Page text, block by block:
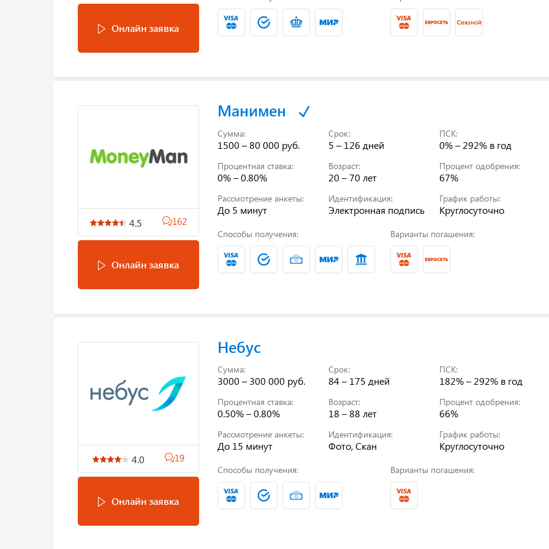
Онлайн заявка
4.5 162
Онлайн заявка
Манимен
Сумма:
1500 – 80 000 руб.
Срок:
5 – 126 дней
ПСК:
0% – 292% в год
Процентная ставка:
0% – 0.80%
Возраст:
20 – 70 лет
Процент одобрения:
67%
Рассмотрение анкеты:
До 5 минут
Идентификация:
Электронная подпись
График работы:
Круглосуточно
Способы получения: Варианты погашения:
4.0 19
Онлайн заявка
Небус
Сумма:
3000 – 300 000 руб.
Срок:
84 – 175 дней
ПСК:
182% – 292% в год
Процентная ставка:
0.50% – 0.80%
Возраст:
18 – 88 лет
Процент одобрения:
66%
Рассмотрение анкеты:
До 15 минут
Идентификация:
Фото, Скан
График работы:
Круглосуточно
Способы получения: Варианты погашения: